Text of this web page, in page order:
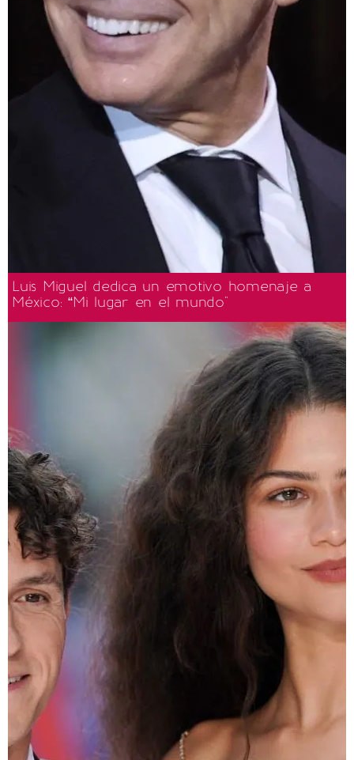
Luis Miguel dedica un emotivo homenaje a
México: “Mi lugar en el mundo"